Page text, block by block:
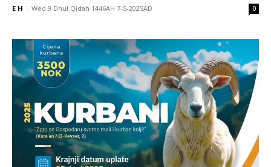
E H - Wed 9 Dhul Qidah 1446AH 7-5-2025AD 0